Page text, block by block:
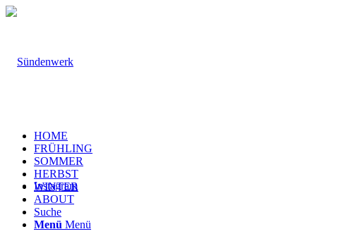
Instagram
HOME
FRÜHLING
SOMMER
HERBST
WINTER
ABOUT
Suche
Menü Menü